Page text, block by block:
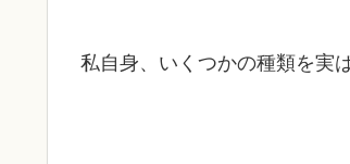
私自身、いくつかの種類を実